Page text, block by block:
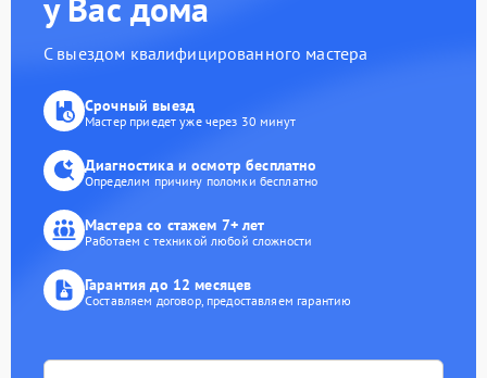
С выездом квалифицированного мастера
Срочный выезд
Мастер приедет уже через 30 минут
Диагностика и осмотр бесплатно
Определим причину поломки бесплатно
Мастера со стажем 7+ лет
Работаем с техникой любой сложности
Гарантия до 12 месяцев
Составляем договор, предоставляем гарантию